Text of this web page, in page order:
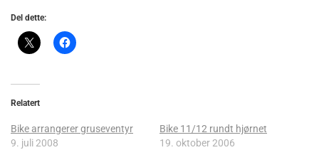
Del dette:
Relatert
Bike arrangerer gruseventyr
9. juli 2008
Bike 11/12 rundt hjørnet
19. oktober 2006